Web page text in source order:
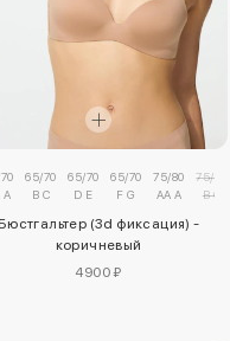
A
65/70
B C
65/70
D E
65/70
F G
75/80
AA A
75/80
B C
Бюстгальтер (3d фиксация) -
коричневый
4900 ₽